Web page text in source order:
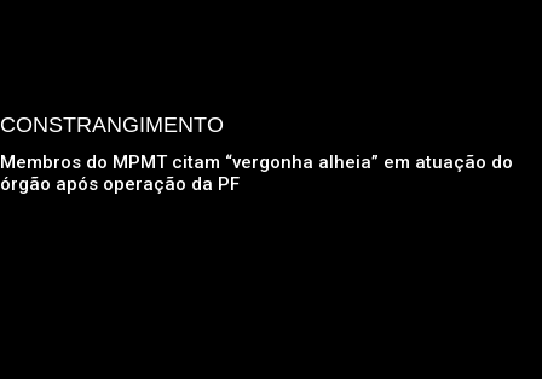
CONSTRANGIMENTO
Membros do MPMT citam “vergonha alheia” em atuação do
órgão após operação da PF